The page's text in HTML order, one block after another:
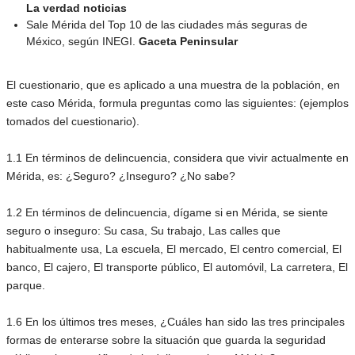
La verdad noticias
Sale Mérida del Top 10 de las ciudades más seguras de
México, según INEGI. Gaceta Peninsular
El cuestionario, que es aplicado a una muestra de la población, en
este caso Mérida, formula preguntas como las siguientes: (ejemplos
tomados del cuestionario).
1.1 En términos de delincuencia, considera que vivir actualmente en
Mérida, es: ¿Seguro? ¿Inseguro? ¿No sabe?
1.2 En términos de delincuencia, dígame si en Mérida, se siente
seguro o inseguro: Su casa, Su trabajo, Las calles que
habitualmente usa, La escuela, El mercado, El centro comercial, El
banco, El cajero, El transporte público, El automóvil, La carretera, El
parque.
1.6 En los últimos tres meses, ¿Cuáles han sido las tres principales
formas de enterarse sobre la situación que guarda la seguridad